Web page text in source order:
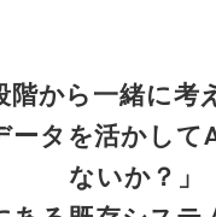
階から一緒に考
ータを活かして
ないか？」